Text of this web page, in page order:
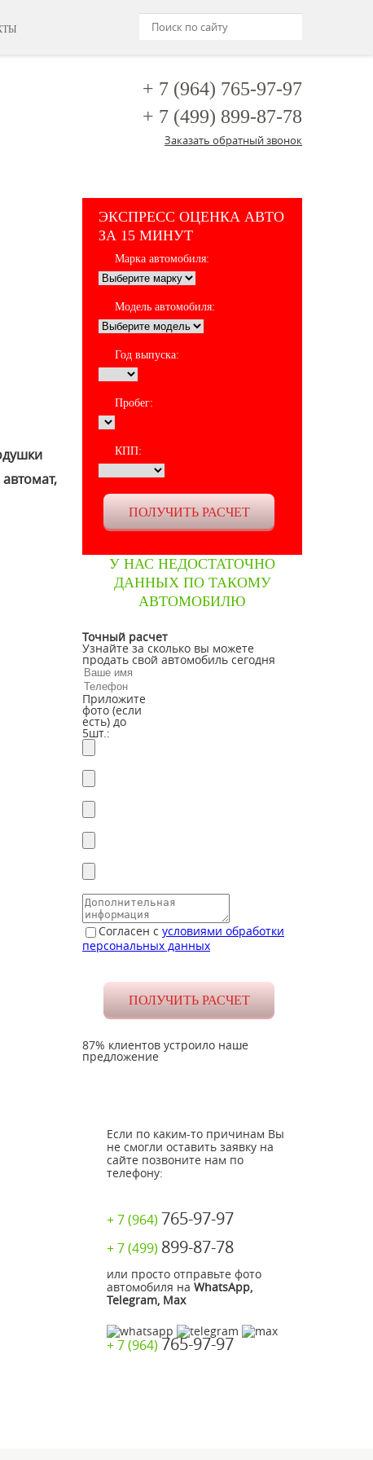
+ 7 (964) 765-97-97
+ 7 (499) 899-87-78
Заказать обратный звонок
ЭКСПРЕСС ОЦЕНКА АВТО
ЗА 15 МИНУТ
Марка автомобиля:
Модель автомобиля:
Год выпуска:
Пробег:
КПП:
У НАС НЕДОСТАТОЧНО
ДАННЫХ ПО ТАКОМУ
АВТОМОБИЛЮ
Точный расчет
Узнайте за сколько вы можете
продать свой автомобиль сегодня
Приложите
фото (если
есть) до
5шт.:
Согласен с условиями обработки
персональных данных
87% клиентов устроило наше
предложение
Если по каким-то причинам Вы
не смогли оставить заявку на
сайте позвоните нам по
телефону:
+ 7 (964) 765-97-97
+ 7 (499) 899-87-78
или просто отправьте фото
автомобиля на WhatsApp,
Telegram, Max
+ 7 (964) 765-97-97